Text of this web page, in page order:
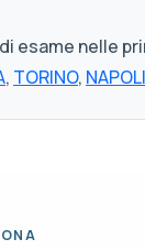
esame nelle
, TORINO, NAPOLI